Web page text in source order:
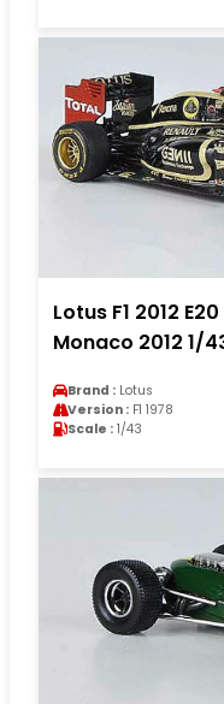
Lotus F1 2012
Monaco 2012 1/
Brand : Lotus
Version : F1 1978
Scale : 1/43